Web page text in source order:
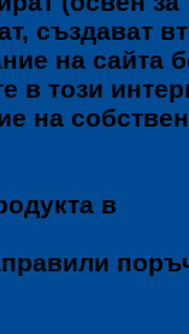
създават
на сайта
в този
на
в